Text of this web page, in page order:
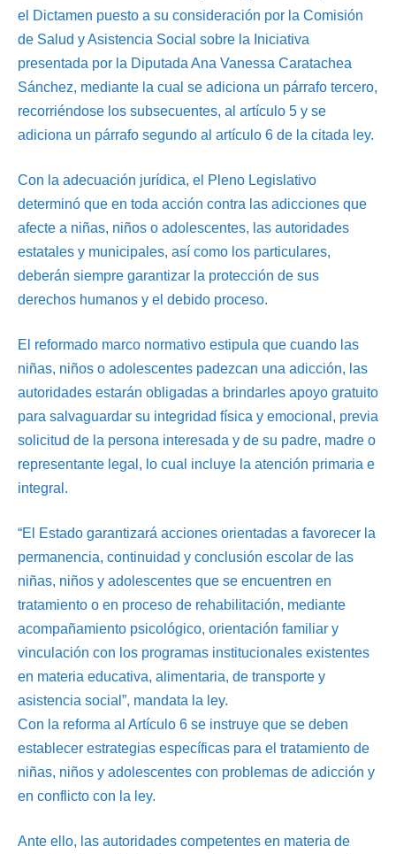
el Dictamen puesto a su consideración por la Comisión
de Salud y Asistencia Social sobre la Iniciativa
presentada por la Diputada Ana Vanessa Caratachea
Sánchez, mediante la cual se adiciona un párrafo tercero,
recorriéndose los subsecuentes, al artículo 5 y se
adiciona un párrafo segundo al artículo 6 de la citada ley.
Con la adecuación jurídica, el Pleno Legislativo
determinó que en toda acción contra las adicciones que
afecte a niñas, niños o adolescentes, las autoridades
estatales y municipales, así como los particulares,
deberán siempre garantizar la protección de sus
derechos humanos y el debido proceso.
El reformado marco normativo estipula que cuando las
niñas, niños o adolescentes padezcan una adicción, las
autoridades estarán obligadas a brindarles apoyo gratuito
para salvaguardar su integridad física y emocional, previa
solicitud de la persona interesada y de su padre, madre o
representante legal, lo cual incluye la atención primaria e
integral.
“El Estado garantizará acciones orientadas a favorecer la
permanencia, continuidad y conclusión escolar de las
niñas, niños y adolescentes que se encuentren en
tratamiento o en proceso de rehabilitación, mediante
acompañamiento psicológico, orientación familiar y
vinculación con los programas institucionales existentes
en materia educativa, alimentaria, de transporte y
asistencia social”, mandata la ley.
Con la reforma al Artículo 6 se instruye que se deben
establecer estrategias específicas para el tratamiento de
niñas, niños y adolescentes con problemas de adicción y
en conflicto con la ley.
Ante ello, las autoridades competentes en materia de